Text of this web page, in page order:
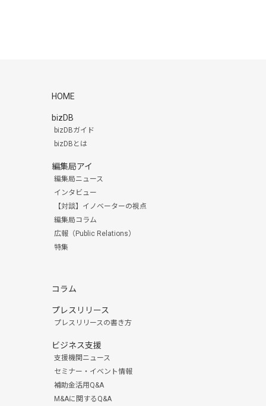
HOME
bizDB
bizDBガイド
bizDBとは
編集局アイ
編集局ニュース
インタビュー
【対談】イノベーターの視点
編集局コラム
広報（Public Relations）
特集
コラム
プレスリリース
プレスリリースの書き方
ビジネス支援
支援機関ニュース
セミナー・イベント情報
補助金活用Q&A
M&Aに関するQ&A